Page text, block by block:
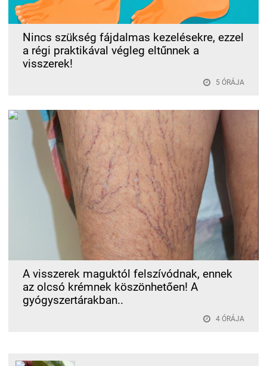
Nincs szükség fájdalmas kezelésekre, ezzel
a régi praktikával végleg eltűnnek a
visszerek!
5 ÓRÁJA
A visszerek maguktól felszívódnak, ennek
az olcsó krémnek köszönhetően! A
gyógyszertárakban..
4 ÓRÁJA